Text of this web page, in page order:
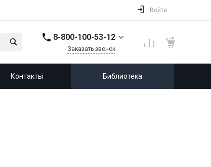
Войти
8-800-100-53-12
Заказать звонок
Контакты Библиотека